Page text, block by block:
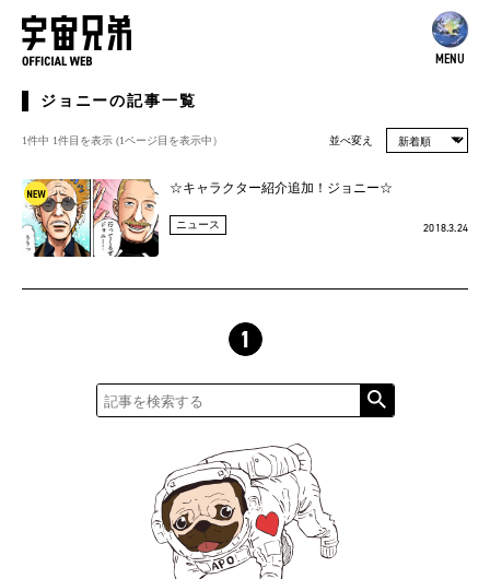
MENU
ジョニーの記事一覧
1件中 1件目を表示 (1ページ⽬を表⽰中） 並べ変え
☆キャラクター紹介追加！ジョニー☆
ニュース 2018.3.24
1